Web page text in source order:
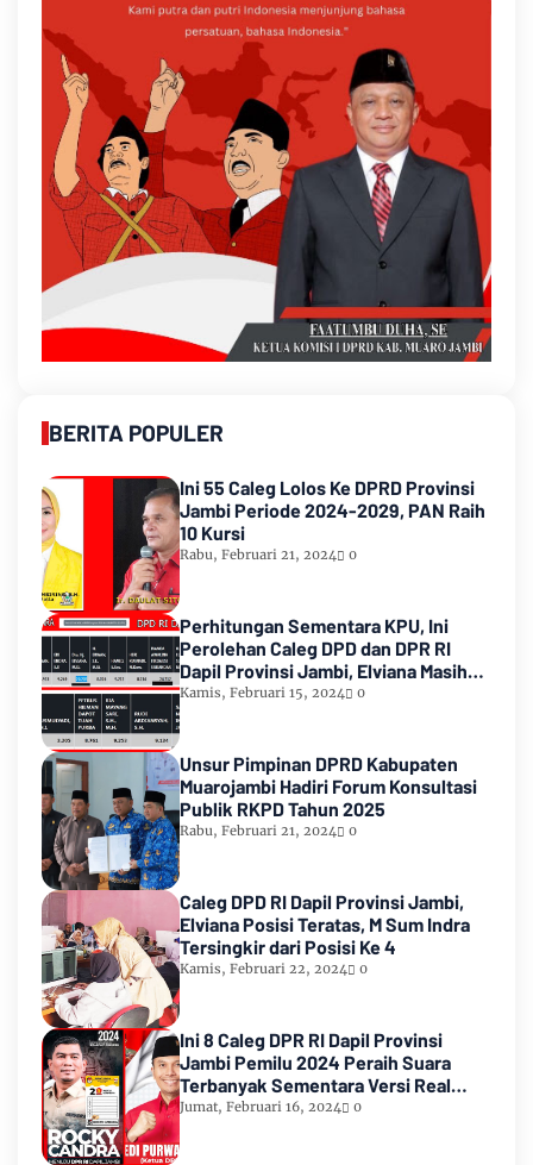
BERITA POPULER
Ini 55 Caleg Lolos Ke DPRD Provinsi
Jambi Periode 2024-2029, PAN Raih
10 Kursi
Rabu, Februari 21, 2024 0
Perhitungan Sementara KPU, Ini
Perolehan Caleg DPD dan DPR RI
Dapil Provinsi Jambi, Elviana Masih
Urutan Kedua Teratas
Kamis, Februari 15, 2024 0
Unsur Pimpinan DPRD Kabupaten
Muarojambi Hadiri Forum Konsultasi
Publik RKPD Tahun 2025
Rabu, Februari 21, 2024 0
Caleg DPD RI Dapil Provinsi Jambi,
Elviana Posisi Teratas, M Sum Indra
Tersingkir dari Posisi Ke 4
Kamis, Februari 22, 2024 0
Ini 8 Caleg DPR RI Dapil Provinsi
Jambi Pemilu 2024 Peraih Suara
Terbanyak Sementara Versi Real
Count KPU RI
Jumat, Februari 16, 2024 0